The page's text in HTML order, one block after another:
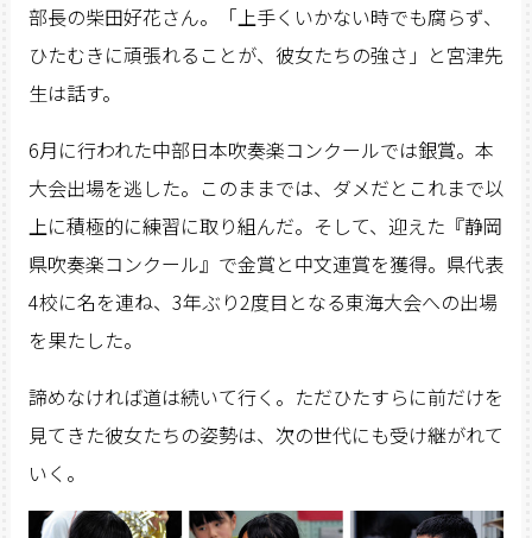
部長の柴田好花さん。「上手くいかない時でも腐らず、
ひたむきに頑張れることが、彼女たちの強さ」と宮津先
生は話す。
6月に行われた中部日本吹奏楽コンクールでは銀賞。本
大会出場を逃した。このままでは、ダメだとこれまで以
上に積極的に練習に取り組んだ。そして、迎えた『静岡
県吹奏楽コンクール』で金賞と中文連賞を獲得。県代表
4校に名を連ね、3年ぶり2度目となる東海大会への出場
を果たした。
諦めなければ道は続いて行く。ただひたすらに前だけを
見てきた彼女たちの姿勢は、次の世代にも受け継がれて
いく。